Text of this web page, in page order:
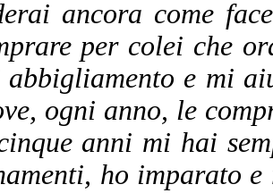
ancora come
per colei che
abbigliamento e mi
ogni anno, le
anni mi hai
ho imparato